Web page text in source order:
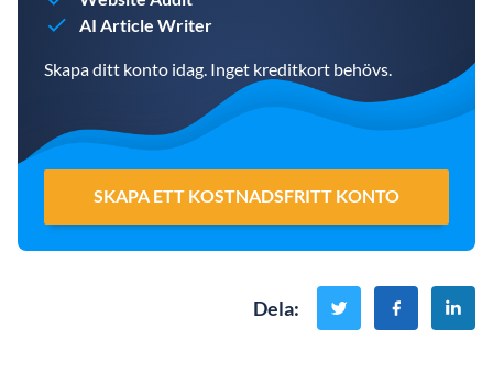
AI Article Writer
Skapa ditt konto idag. Inget kreditkort behövs.
SKAPA ETT KOSTNADSFRITT KONTO
Dela: